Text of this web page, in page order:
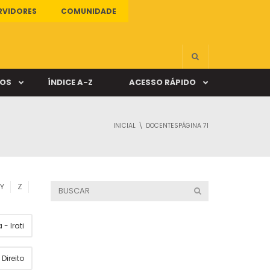
COMUNIDADE
ÍNDICE A-Z ACESSO RÁPIDO
INICIAL DOCENTESPÁGINA 71
Y Z
- Irati
Direito